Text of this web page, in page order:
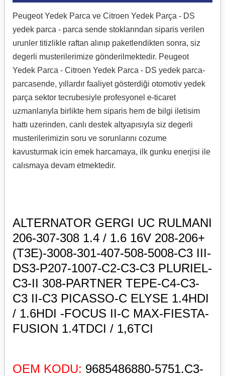
Peugeot Yedek Parca ve Citroen Yedek Parça - DS
yedek parca - parca sende stoklarından siparis verilen
urunler titizlikle raftan alınıp paketlendikten sonra, siz
degerli musterilerimize gönderilmektedir. Peugeot
Yedek Parca - Citroen Yedek Parca - DS yedek parca-
parcasende, yıllardır faaliyet gösterdiği otomotiv yedek
parça sektor tecrubesiyle profesyonel e-ticaret
uzmanlarıyla birlikte hem siparis hem de bilgi iletisim
hattı uzerinden, canlı destek altyapısıyla siz degerli
musterilerimizin soru ve sorunlarını cozume
kavusturmak icin emek harcamaya, ilk gunku enerjisi ile
calısmaya devam etmektedir.
ALTERNATOR GERGI UC RULMANI
206-307-308 1.4 / 1.6 16V 208-206+
(T3E)-3008-301-407-508-5008-C3 III-
DS3-P207-1007-C2-C3-C3 PLURIEL-
C3-II 308-PARTNER TEPE-C4-C3-
C3 II-C3 PICASSO-C ELYSE 1.4HDI
/ 1.6HDI -FOCUS II-C MAX-FIESTA-
FUSION 1.4TDCI / 1,6TCI
OEM KODU: 9685486880-5751.C3-